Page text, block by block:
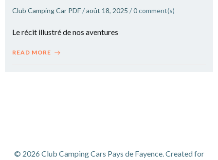
Club Camping Car PDF/août 18, 2025 /0comment(s)
Le récit illustré de nos aventures
READ MORE
© 2026 Club Camping Cars Pays de Fayence. Created for